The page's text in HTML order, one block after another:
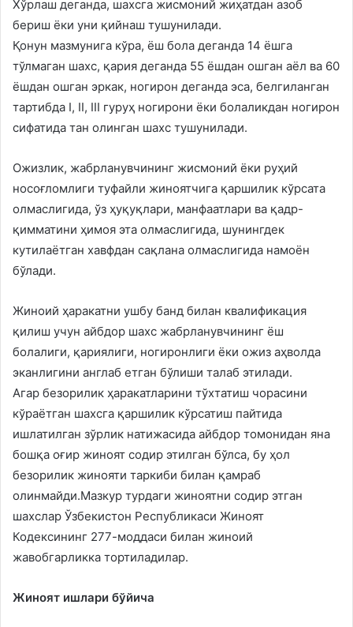
Хўрлаш деганда, шахсга жисмоний жиҳатдан азоб
бериш ёки уни қийнаш тушунилади.
Қонун мазмунига кўра, ёш бола деганда 14 ёшга
тўлмаган шахс, қария деганда 55 ёшдан ошган аёл ва 60
ёшдан ошган эркак, ногирон деганда эса, белгиланган
тартибда I, II, III гуруҳ ногирони ёки болаликдан ногирон
сифатида тан олинган шахс тушунилади.
Ожизлик, жабрланувчининг жисмоний ёки руҳий
носоғломлиги туфайли жиноятчига қаршилик кўрсата
олмаслигида, ўз ҳуқуқлари, манфаатлари ва қадр-
қимматини ҳимоя эта олмаслигида, шунингдек
кутилаётган хавфдан сақлана олмаслигида намоён
бўлади.
Жиноий ҳаракатни ушбу банд билан квалификация
қилиш учун айбдор шахс жабрланувчининг ёш
болалиги, қариялиги, ногиронлиги ёки ожиз аҳволда
эканлигини англаб етган бўлиши талаб этилади.
Агар безорилик ҳаракатларини тўхтатиш чорасини
кўраётган шахсга қаршилик кўрсатиш пайтида
ишлатилган зўрлик натижасида айбдор томонидан яна
бошқа оғир жиноят содир этилган бўлса, бу ҳол
безорилик жинояти таркиби билан қамраб
олинмайди.Мазкур турдаги жиноятни содир этган
шахслар Ўзбекистон Республикаси Жиноят
Кодексининг 277-моддаси билан жиноий
жавобгарликка тортиладилар.
Жиноят ишлари бўйича